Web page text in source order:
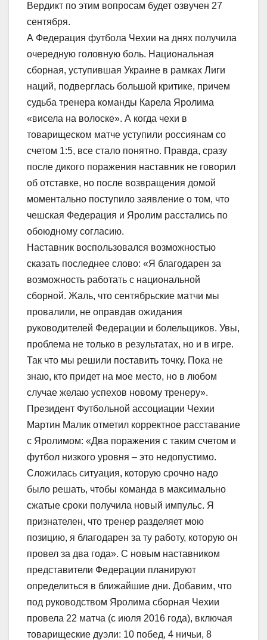
Вердикт по этим вопросам будет озвучен 27
сентября.
А Федерация футбола Чехии на днях получила
очередную головную боль. Национальная
сборная, уступившая Украине в рамках Лиги
наций, подверглась большой критике, причем
судьба тренера команды Карела Яролима
«висела на волоске». А когда чехи в
товарищеском матче уступили россиянам со
счетом 1:5, все стало понятно. Правда, сразу
после дикого поражения наставник не говорил
об отставке, но после возвращения домой
моментально поступило заявление о том, что
чешская Федерация и Яролим расстались по
обоюдному согласию.
Наставник воспользовался возможностью
сказать последнее слово: «Я благодарен за
возможность работать с национальной
сборной. Жаль, что сентябрьские матчи мы
провалили, не оправдав ожидания
руководителей Федерации и болельщиков. Увы,
проблема не только в результатах, но и в игре.
Так что мы решили поставить точку. Пока не
знаю, кто придет на мое место, но в любом
случае желаю успехов новому тренеру».
Президент Футбольной ассоциации Чехии
Мартин Малик отметил корректное расставание
с Яролимом: «Два поражения с таким счетом и
футбол низкого уровня – это недопустимо.
Сложилась ситуация, которую срочно надо
было решать, чтобы команда в максимально
сжатые сроки получила новый импульс. Я
признателен, что тренер разделяет мою
позицию, я благодарен за ту работу, которую он
провел за два года». С новым наставником
представители Федерации планируют
определиться в ближайшие дни. Добавим, что
под руководством Яролима сборная Чехии
провела 22 матча (с июля 2016 года), включая
товарищеские дуэли: 10 побед, 4 ничьи, 8